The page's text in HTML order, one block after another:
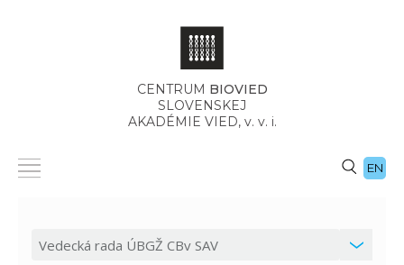
CENTRUM BIOVIED
SLOVENSKEJ
AKADÉMIE VIED, v. v. i.
EN